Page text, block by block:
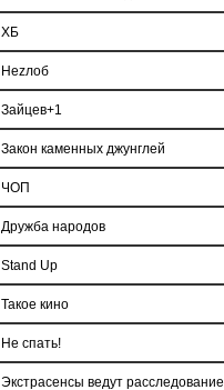
ХБ
Неzлоб
Зайцев+1
Закон каменных джунглей
ЧОП
Дружба народов
Stand Up
Такое кино
Не спать!
Экстрасенсы ведут расследование